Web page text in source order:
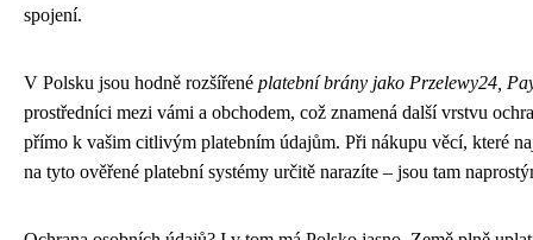
spojení.
V Polsku jsou hodně rozšířené platební brány jako Przelewy24,
prostředníci mezi vámi a obchodem, což znamená další vrstvu
přímo k vašim citlivým platebním údajům. Při nákupu věcí, které
na tyto ověřené platební systémy určitě narazíte – jsou tam